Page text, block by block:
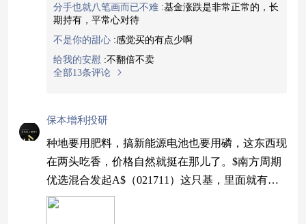
整期而带来的被动等待，让资金有机会在不同市场
分手也就八笔画而已不难 :基金涨跌是非常正常的，长
期持有，平常心对待
不是你的甜心 :感觉买的有点少啊
给我的安慰 :不翻倍不卖
全部13条评论
保本增利投研
种地要用肥料，搞新能源电池也要用磷，这东西现
在两头吃香，价格自然就挺在那儿了。$南方周期
优选混合发起A$（021711）这只基，里面就有不
少做这个生意的公司，近一年涨了80%，挺猛的。